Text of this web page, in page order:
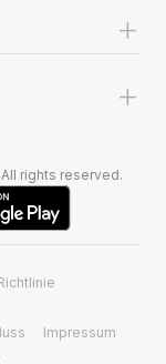
+
+
rights reserved.
Impressum